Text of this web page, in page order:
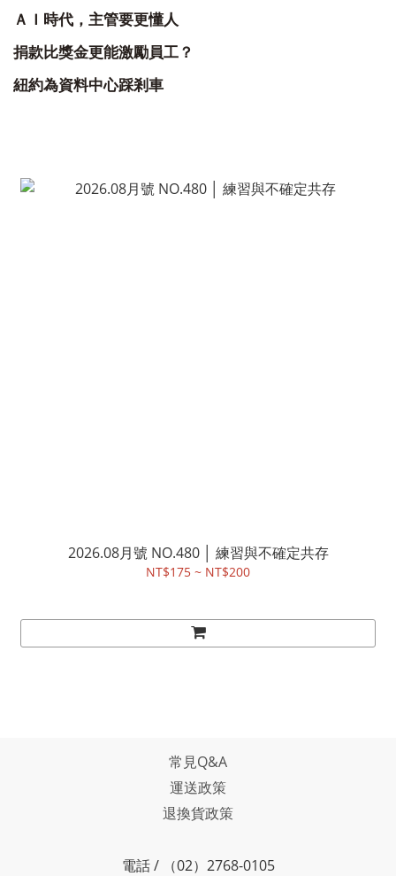
ＡＩ時代，主管要更懂人
捐款比獎金更能激勵員工？
紐約為資料中心踩剎車
2026.08月號 NO.480 │ 練習與不確定共存
NT$175 ~ NT$200
常見Q&A
運送政策
退換貨政策
電話 / （02）2768-0105